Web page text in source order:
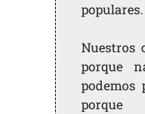
populares.
Nuestros
porque
porque